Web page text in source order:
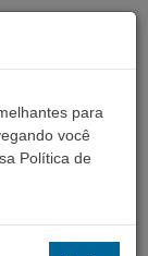
para
você
Política de